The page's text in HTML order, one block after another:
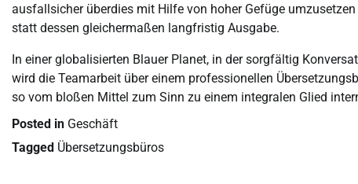
ausfallsicher überdies mit Hilfe von hoher Gefüge
statt dessen gleichermaßen langfristig Ausgabe.
In einer globalisierten Blauer Planet, in der sorgfältig
wird die Teamarbeit über einem professionellen
so vom bloßen Mittel zum Sinn zu einem integralen Glied
Posted in Geschäft
Tagged Übersetzungsbüros